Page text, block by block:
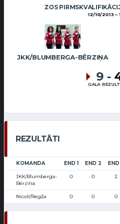
ZOS
12/10/2013
JKK/BLUMBERGA-BĒRZIŅA
9 -
GALA
REZULTĀTI
KOMANDA END 1 END 2
JKK/Blumberga-
Bērziņa
0 0 2
Nicoll/Regža 0 0 0